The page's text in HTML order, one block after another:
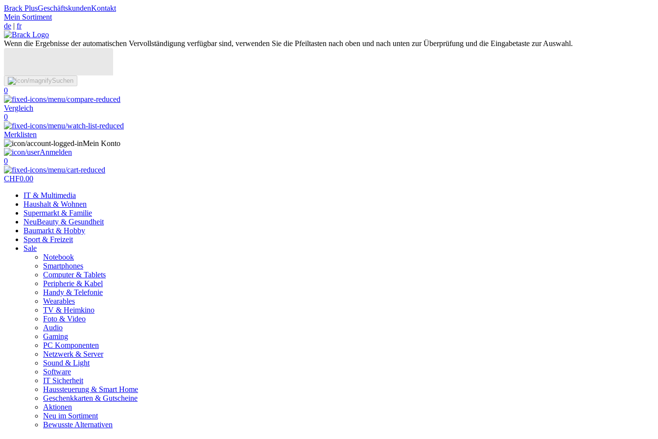
Brack PlusGeschäftskundenKontakt
Mein Sortiment
de | fr
Wenn die Ergebnisse der automatischen Vervollständigung verfügbar sind, verwenden Sie die Pfeiltasten nach oben und nach unten zur Überprüfung und die Eingabetaste zur Auswahl.
Suchen
0
Vergleich
0
Merklisten
Mein Konto
Anmelden
0
CHF0.00
IT & Multimedia
Haushalt & Wohnen
Supermarkt & Familie
NeuBeauty & Gesundheit
Baumarkt & Hobby
Sport & Freizeit
Sale
Notebook
Smartphones
Computer & Tablets
Peripherie & Kabel
Handy & Telefonie
Wearables
TV & Heimkino
Foto & Video
Audio
Gaming
PC Komponenten
Netzwerk & Server
Sound & Light
Software
IT Sicherheit
Haussteuerung & Smart Home
Geschenkkarten & Gutscheine
Aktionen
Neu im Sortiment
Bewusste Alternativen